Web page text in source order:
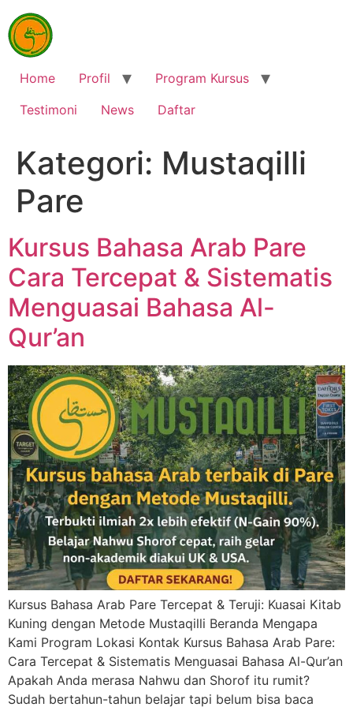
Home Profil
Program Kursus
Testimoni
News Daftar
Kategori: Mustaqilli
Pare
Kursus Bahasa Arab Pare
Cara Tercepat & Sistematis
Menguasai Bahasa Al-
Qur’an
Kursus Bahasa Arab Pare Tercepat & Teruji: Kuasai Kitab
Kuning dengan Metode Mustaqilli Beranda Mengapa
Kami Program Lokasi Kontak Kursus Bahasa Arab Pare:
Cara Tercepat & Sistematis Menguasai Bahasa Al-Qur’an
Apakah Anda merasa Nahwu dan Shorof itu rumit?
Sudah bertahun-tahun belajar tapi belum bisa baca